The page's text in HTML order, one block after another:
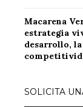
Macarena
estrategia
desarrollo,
SOLICITA